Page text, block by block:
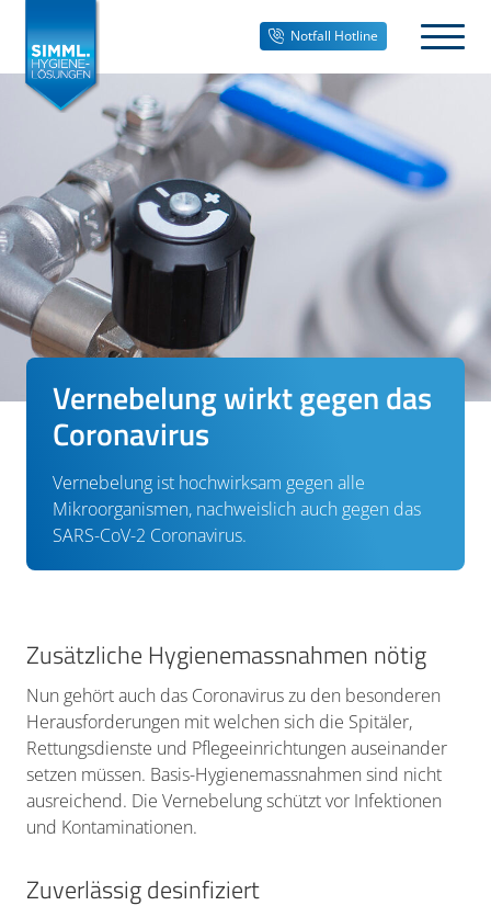
Notfall Hotline
Vernebelung wirkt gegen das
Coronavirus
Vernebelung ist hochwirksam gegen alle
Mikroorganismen, nachweislich auch gegen das
SARS-CoV-2 Coronavirus.
Zusätzliche Hygienemassnahmen nötig
Nun gehört auch das Coronavirus zu den besonderen
Herausforderungen mit welchen sich die Spitäler,
Rettungsdienste und Pflegeeinrichtungen auseinander
setzen müssen. Basis-Hygienemassnahmen sind nicht
ausreichend. Die Vernebelung schützt vor Infektionen
und Kontaminationen.
Zuverlässig desinfiziert